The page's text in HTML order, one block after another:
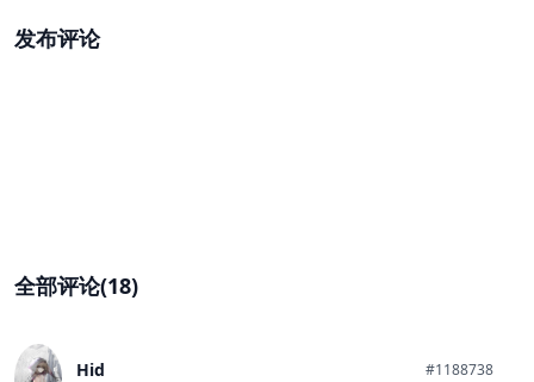
发布评论
全部评论(18)
Hid #1188738